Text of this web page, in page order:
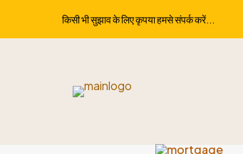
किसी भी सुझाव के लिए कृपया हमसे संपर्क करें...